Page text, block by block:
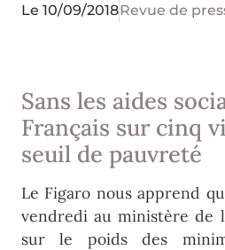
Le 10/09/2018Revue de
Sans les aides
Français sur cinq
seuil de pauvreté
Le Figaro nous apprend
vendredi au ministère de
sur le poids des